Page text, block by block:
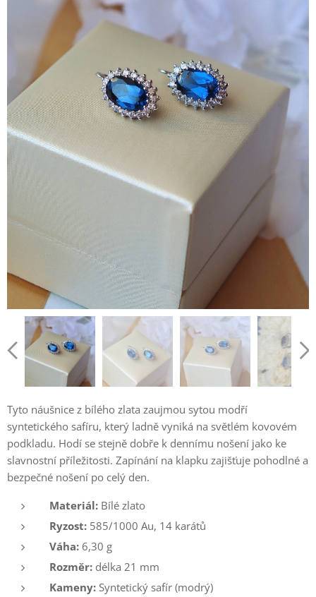
Tyto náušnice z bílého zlata zaujmou sytou modří
syntetického safíru, který ladně vyniká na světlém kovovém
podkladu. Hodí se stejně dobře k dennímu nošení jako ke
slavnostní příležitosti. Zapínání na klapku zajišťuje pohodlné a
bezpečné nošení po celý den.
Materiál: Bílé zlato
Ryzost: 585/1000 Au, 14 karátů
Váha: 6,30 g
Rozměr: délka 21 mm
Kameny: Syntetický safír (modrý)